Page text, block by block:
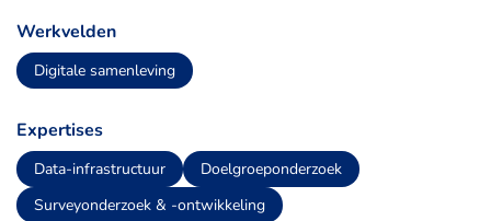
Werkvelden
Digitale samenleving
Expertises
Data-infrastructuur
Doelgroeponderzoek
Surveyonderzoek & -ontwikkeling